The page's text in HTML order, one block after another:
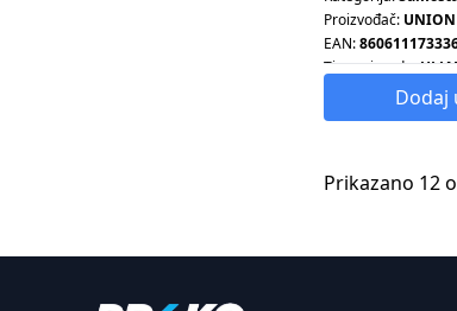
Proizvođač: UNION
EAN:
Tip proizvoda:
Dodaj
Prikazano 12